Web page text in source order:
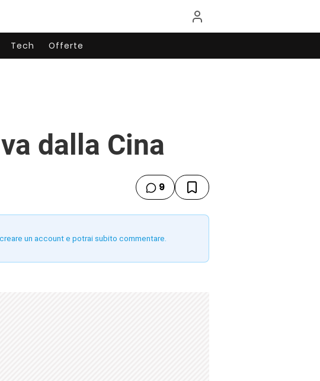
Tech Offerte
dalla Cina
9
un account e potrai subito commentare.